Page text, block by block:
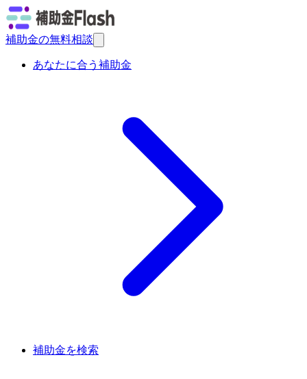
補助金の無料相談
あなたに合う補助金
補助金を検索